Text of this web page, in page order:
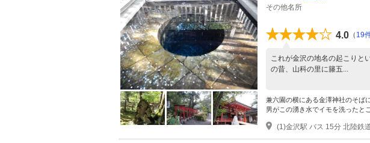
その他名所
4.0 （ 19
これが金沢の地名の起こりと
の昔、山科の里に籐五...
兼六園の横にある金澤神社のそば
男がこの湧き水でイモを洗ったと